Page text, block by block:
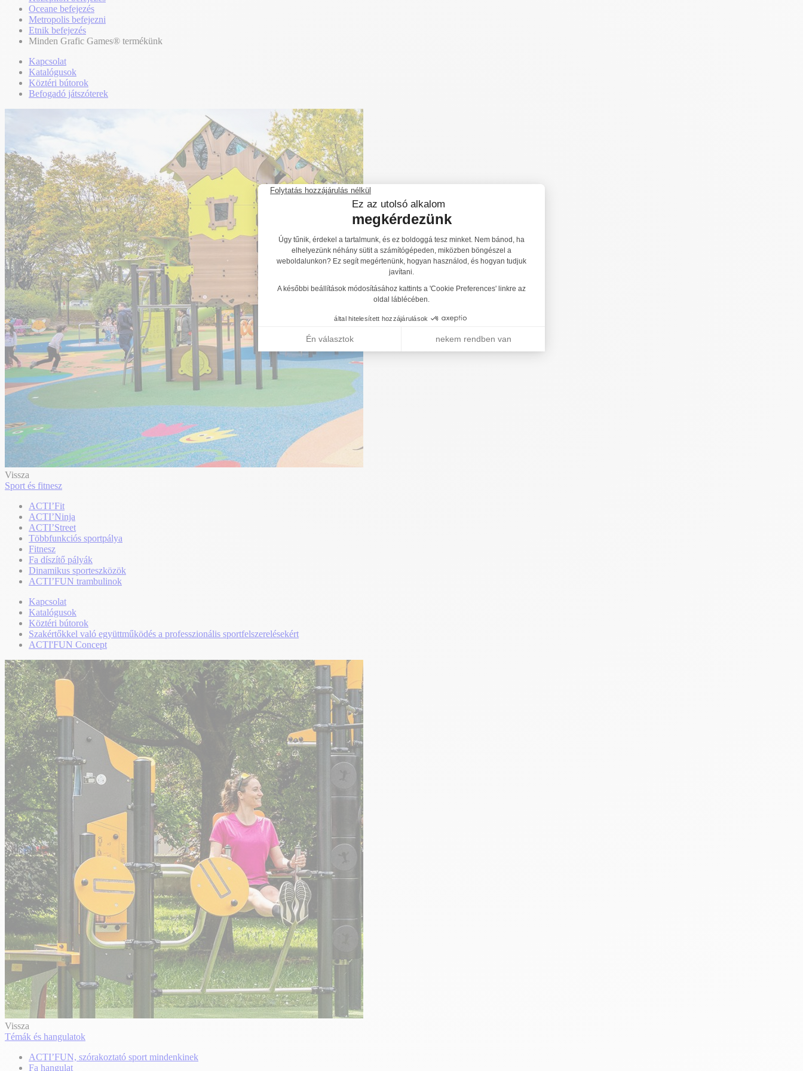
Oceane befejezés
Metropolis befejezni
Etnik befejezés
Minden Grafic Games® termékünk
Kapcsolat
Katalógusok
Köztéri bútorok
Befogadó játszóterek
Vissza
Sport és fitnesz
ACTI’Fit
ACTI’Ninja
ACTI’Street
Többfunkciós sportpálya
Fitnesz
Fa díszítő pályák
Dinamikus sporteszközök
ACTI’FUN trambulinok
Kapcsolat
Katalógusok
Köztéri bútorok
Szakértőkkel való együttműködés a professzionális sportfelszerelésekért
ACTI'FUN Concept
Vissza
Témák és hangulatok
ACTI’FUN, szórakoztató sport mindenkinek
Fa hangulat